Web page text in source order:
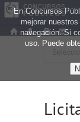
En Concursos
mejorar
navegación. Si
uso. Puede